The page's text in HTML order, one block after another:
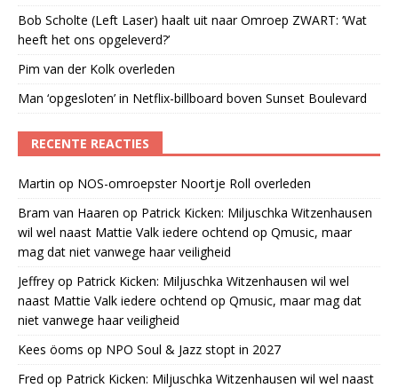
Bob Scholte (Left Laser) haalt uit naar Omroep ZWART: ‘Wat
heeft het ons opgeleverd?’
Pim van der Kolk overleden
Man ‘opgesloten’ in Netflix-billboard boven Sunset Boulevard
RECENTE REACTIES
Martin op NOS-omroepster Noortje Roll overleden
Bram van Haaren op Patrick Kicken: Miljuschka Witzenhausen
wil wel naast Mattie Valk iedere ochtend op Qmusic, maar
mag dat niet vanwege haar veiligheid
Jeffrey op Patrick Kicken: Miljuschka Witzenhausen wil wel
naast Mattie Valk iedere ochtend op Qmusic, maar mag dat
niet vanwege haar veiligheid
Kees öoms op NPO Soul & Jazz stopt in 2027
Fred op Patrick Kicken: Miljuschka Witzenhausen wil wel naast